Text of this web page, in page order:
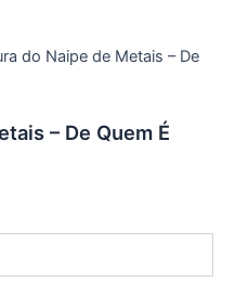
do Naipe de Metais – De
– De Quem É